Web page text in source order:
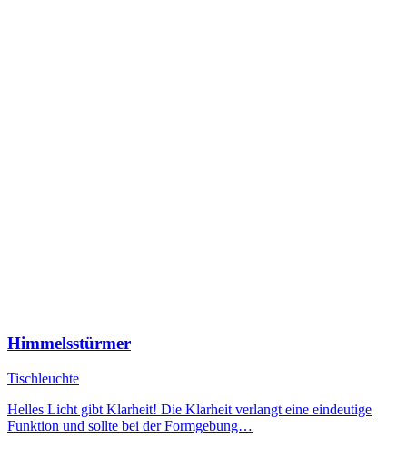
Himmelsstürmer
Tischleuchte
Helles Licht gibt Klarheit! Die Klarheit verlangt eine eindeutige
Funktion und sollte bei der Formgebung…